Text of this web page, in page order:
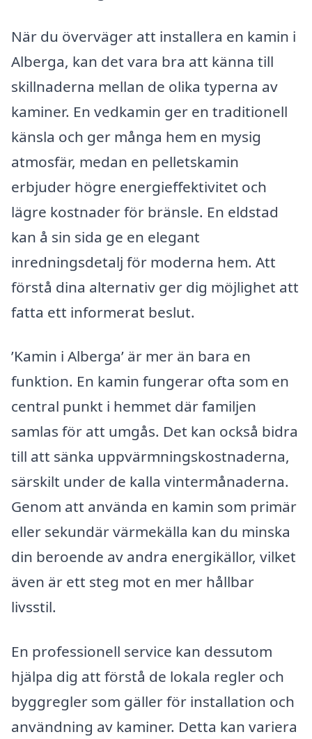
När du överväger att installera en kamin i
Alberga, kan det vara bra att känna till
skillnaderna mellan de olika typerna av
kaminer. En vedkamin ger en traditionell
känsla och ger många hem en mysig
atmosfär, medan en pelletskamin
erbjuder högre energieffektivitet och
lägre kostnader för bränsle. En eldstad
kan å sin sida ge en elegant
inredningsdetalj för moderna hem. Att
förstå dina alternativ ger dig möjlighet att
fatta ett informerat beslut.
’Kamin i Alberga’ är mer än bara en
funktion. En kamin fungerar ofta som en
central punkt i hemmet där familjen
samlas för att umgås. Det kan också bidra
till att sänka uppvärmningskostnaderna,
särskilt under de kalla vintermånaderna.
Genom att använda en kamin som primär
eller sekundär värmekälla kan du minska
din beroende av andra energikällor, vilket
även är ett steg mot en mer hållbar
livsstil.
En professionell service kan dessutom
hjälpa dig att förstå de lokala regler och
byggregler som gäller för installation och
användning av kaminer. Detta kan variera